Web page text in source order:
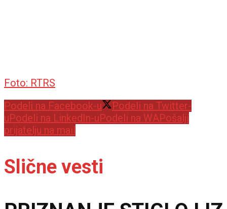
Foto: RTRS
Podeli na Facebook-u
Podeli na Twitter-
uPodeli na LinkedIn-uPodeli na WAPošalji
prijatelju na mail
Slične vesti